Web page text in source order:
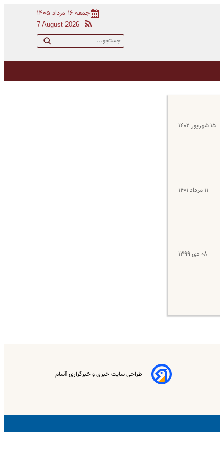
جمعه ۱۶ مرداد ۱۴۰۵
7 August 2026
۱۵ شهریور ۱۴۰۲
۱۱ مرداد ۱۴۰۱
۰۸ دی ۱۳۹۹
طراحی سایت خبری و خبرگزاری آسام